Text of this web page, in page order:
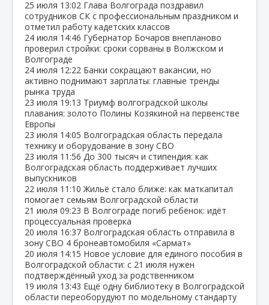
25 июля 13:02 Глава Волгограда поздравил
сотрудников СК с профессиональным праздником и
отметил работу кадетских классов
24 июля 14:46 Губернатор Бочаров внепланово
проверил стройки: сроки сорваны в Волжском и
Волгограде
24 июля 12:22 Банки сокращают вакансии, но
активно поднимают зарплаты: главные тренды
рынка труда
23 июля 19:13 Триумф волгоградской школы
плавания: золото Полины Козякиной на первенстве
Европы
23 июля 14:05 Волгоградская область передала
технику и оборудование в зону СВО
23 июля 11:56 До 300 тысяч и стипендия: как
Волгоградская область поддерживает лучших
выпускников
22 июля 11:10 Жильё стало ближе: как маткапитал
помогает семьям Волгоградской области
21 июля 09:23 В Волгограде погиб ребёнок: идёт
процессуальная проверка
20 июля 16:37 Волгоградская область отправила в
зону СВО 4 бронеавтомобиля «Сармат»
20 июля 14:15 Новое условие для единого пособия в
Волгоградской области: с 21 июля нужен
подтверждённый уход за родственником
19 июля 13:43 Ещё одну библиотеку в Волгоградской
области переоборудуют по модельному стандарту